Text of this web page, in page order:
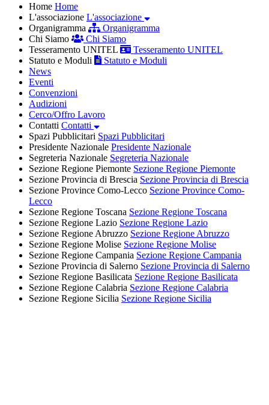
Home Home
L'associazione L'associazione
Organigramma
Organigramma
Chi Siamo
Chi Siamo
Tesseramento UNITEL
Tesseramento UNITEL
Statuto e Moduli
Statuto e Moduli
News
Eventi
Convenzioni
Audizioni
Cerco/Offro Lavoro
Contatti Contatti
Spazi Pubblicitari Spazi Pubblicitari
Presidente Nazionale Presidente Nazionale
Segreteria Nazionale Segreteria Nazionale
Sezione Regione Piemonte Sezione Regione Piemonte
Sezione Provincia di Brescia Sezione Provincia di Brescia
Sezione Province Como-Lecco Sezione Province Como-
Lecco
Sezione Regione Toscana Sezione Regione Toscana
Sezione Regione Lazio Sezione Regione Lazio
Sezione Regione Abruzzo Sezione Regione Abruzzo
Sezione Regione Molise Sezione Regione Molise
Sezione Regione Campania Sezione Regione Campania
Sezione Provincia di Salerno Sezione Provincia di Salerno
Sezione Regione Basilicata Sezione Regione Basilicata
Sezione Regione Calabria Sezione Regione Calabria
Sezione Regione Sicilia Sezione Regione Sicilia